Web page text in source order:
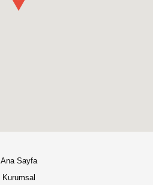
Ana Sayfa
Kurumsal